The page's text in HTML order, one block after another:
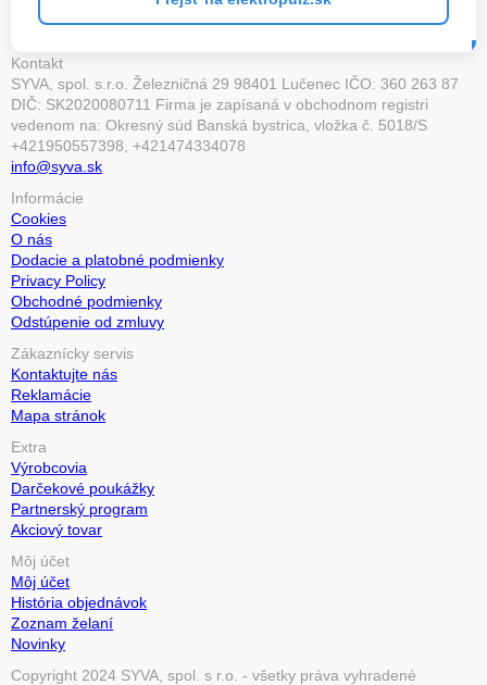
Kontakt
SYVA, spol. s.r.o. Železničná 29 98401 Lučenec IČO: 360 263 87
DIČ: SK2020080711 Firma je zapísaná v obchodnom registri
vedenom na: Okresný súd Banská bystrica, vložka č. 5018/S
+421950557398, +421474334078
info@syva.sk
Informácie
Cookies
O nás
Dodacie a platobné podmienky
Privacy Policy
Obchodné podmienky
Odstúpenie od zmluvy
Zákaznícky servis
Kontaktujte nás
Reklamácie
Mapa stránok
Extra
Výrobcovia
Darčekové poukážky
Partnerský program
Akciový tovar
Môj účet
Môj účet
História objednávok
Zoznam želaní
Novinky
Copyright 2024 SYVA, spol. s r.o. - všetky práva vyhradené